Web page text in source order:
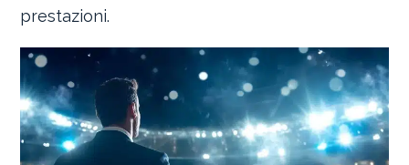
prestazioni.